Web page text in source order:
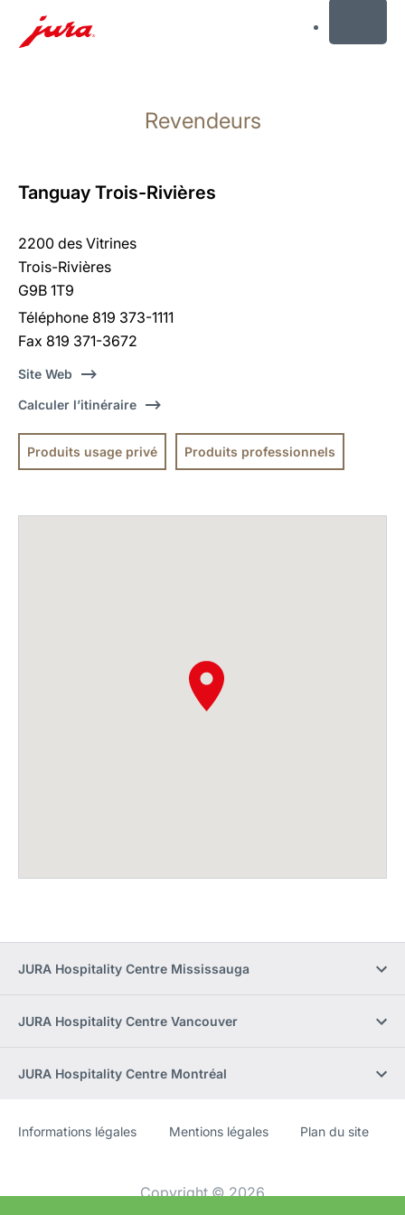
recherche
Revendeurs
Tanguay Trois-Rivières
2200 des Vitrines
Trois-Rivières
G9B 1T9
Téléphone 819 373-1111
Fax 819 371-3672
Site Web
Calculer l’itinéraire
Produits usage privé Produits professionnels
JURA Hospitality Centre Mississauga
JURA Hospitality Centre Vancouver
JURA Hospitality Centre Montréal
Site
[Website
Informations légales Mentions légales Plan du site
Copyright © 2026